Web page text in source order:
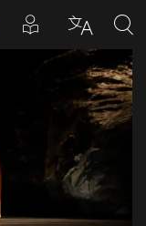
TermineBeiträge in